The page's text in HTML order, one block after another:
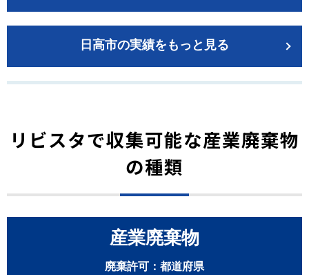
ンをご提案いたします。
残置物撤去やお部屋の片付け、産業廃棄物の回収でお困りの際
は、合同会社LIVISTAまでお気軽にご相談ください。
埼玉県深谷市本住町1-1 1階F号室
TEL：048-514-0621
FAX：048-611-7814
HP：https://livista.biz/
確保し、安全で効率的な施工環境を維持することができます。
作業当日は、コンテナ周辺の安全確認を徹底したうえで、専用車
廃棄物を投入できる状態へ整えました。設置時には周囲の建物や
ます。
コンテナの入替え後は現場内を確認し、周辺の清掃や安全確認も
実施しました。建設現場では、産業廃棄物を適切に管理すること
最適な回収・運搬方法をご提案し、安心して工事を進められる環
境づくりをサポートしております。
この度はご依頼いただき、誠にありがとうございました。
日高市の実績をもっと見る
リビスタで収集可能な産業廃棄物
の種類
産業廃棄物
廃棄許可：都道府県